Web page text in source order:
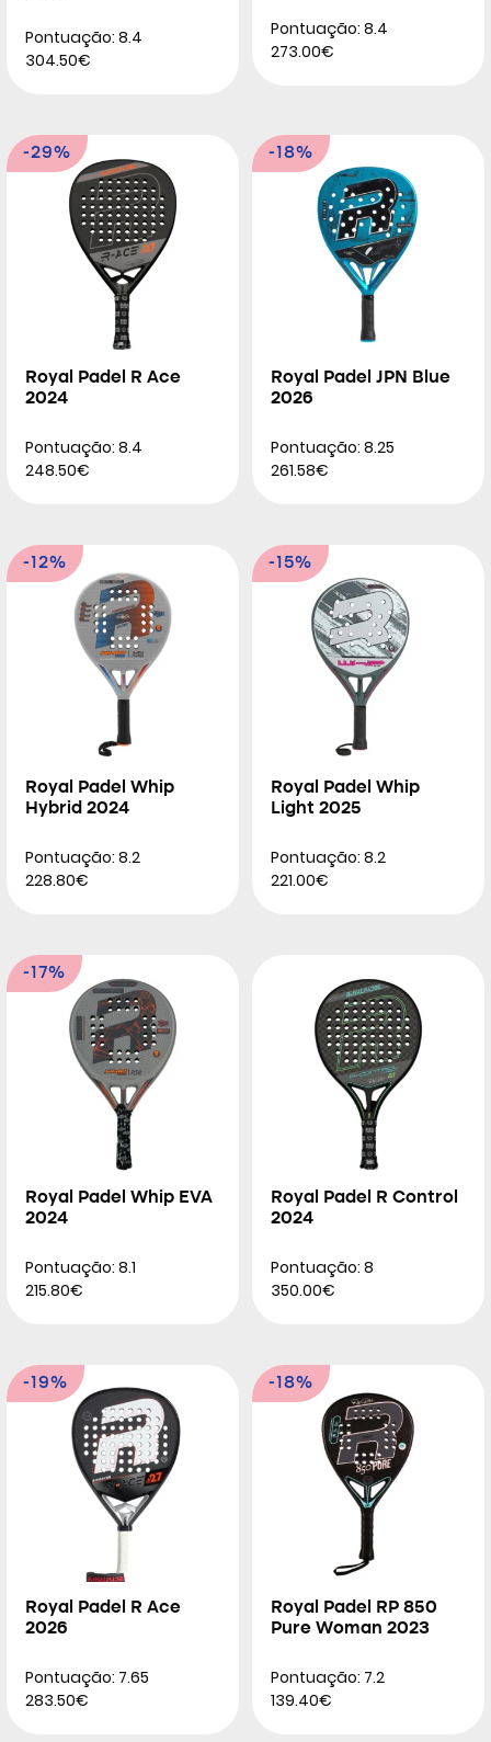
Pontuação: 8.4
304.50€
Pontuação: 8.4
273.00€
-29%
Royal Padel R Ace
2024
Pontuação: 8.4
248.50€
-18%
Royal Padel JPN Blue
2026
Pontuação: 8.25
261.58€
-12%
Royal Padel Whip
Hybrid 2024
Pontuação: 8.2
228.80€
-15%
Royal Padel Whip
Light 2025
Pontuação: 8.2
221.00€
-17%
Royal Padel Whip EVA
2024
Pontuação: 8.1
215.80€
Royal Padel R Control
2024
Pontuação: 8
350.00€
-19%
Royal Padel R Ace
2026
Pontuação: 7.65
283.50€
-18%
Royal Padel RP 850
Pure Woman 2023
Pontuação: 7.2
139.40€